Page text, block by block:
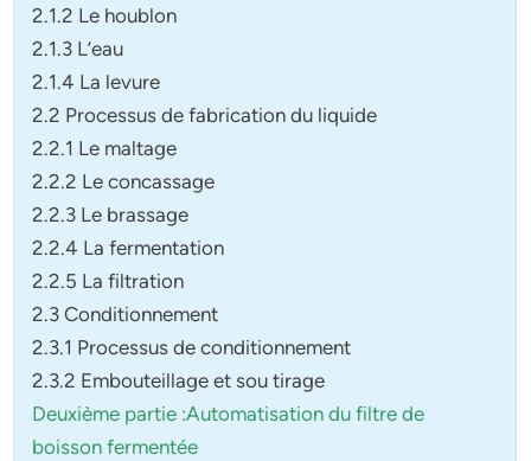
2.1.2 Le houblon
2.1.3 L’eau
2.1.4 La levure
2.2 Processus de fabrication du liquide
2.2.1 Le maltage
2.2.2 Le concassage
2.2.3 Le brassage
2.2.4 La fermentation
2.2.5 La filtration
2.3 Conditionnement
2.3.1 Processus de conditionnement
2.3.2 Embouteillage et sou tirage
Deuxième partie :Automatisation du filtre de
boisson fermentée